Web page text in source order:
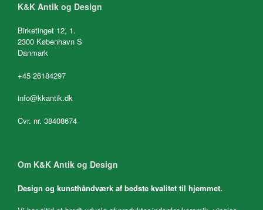
K&K Antik og Design
Birketinget 12, 1.
2300 København S
Danmark
+45 26184297
info@kkantik.dk
Cvr. nr. 38408674
Om K&K Antik og Design
Design og kunsthåndværk af bedste kvalitet til hjemmet.